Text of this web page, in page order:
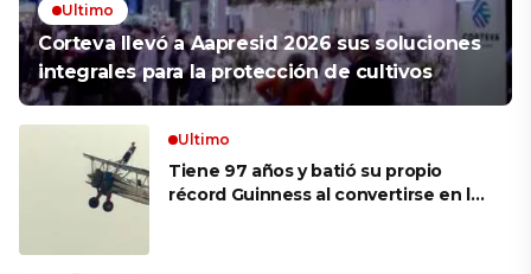
Ultimo
Corteva llevó a Aapresid 2026 sus soluciones
integrales para la protección de cultivos
Ultimo
Tiene 97 años y batió su propio
récord Guinness al convertirse en la